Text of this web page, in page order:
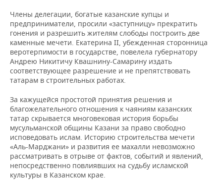
Члены делегации, богатые казанские купцы и
предприниматели, просили «заступницу» прекратить
гонения и разрешить жителям слободы построить две
каменные мечети. Екатерина II, убежденная сторонница
веротерпимости в государстве, повелела губернатору
Андрею Никитичу Квашнину-Самарину издать
соответствующее разрешение и не препятствовать
татарам в строительных работах.
За кажущейся простотой принятия решения и
благожелательного отношения к чаяниям казанских
татар скрывается многовековая история борьбы
мусульманской общины Казани за право свободно
исповедовать ислам. Историю строительства мечети
«Аль-Марджани» и развития ее махалли невозможно
рассматривать в отрыве от фактов, событий и явлений,
непосредственно повлиявших на судьбу исламской
культуры в Казанском крае.